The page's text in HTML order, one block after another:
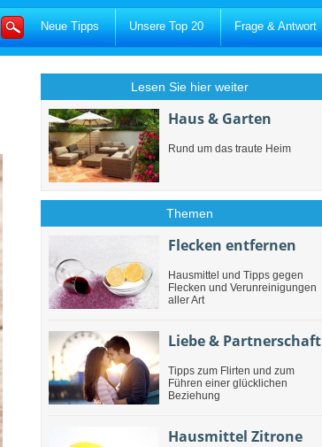
Neue Tipps Unsere Top 20 Frage & Antwort
Lesen Sie hier weiter
Haus & Garten
Rund um das traute Heim
Themen
Flecken entfernen
Hausmittel und Tipps gegen
Flecken und Verunreinigungen
aller Art
Liebe & Partnerschaft
Tipps zum Flirten und zum
Führen einer glücklichen
Beziehung
Hausmittel Zitrone